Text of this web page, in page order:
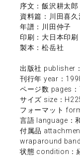
序文：飯沢耕太郎
資料篇：川田喜
年譜：川田仲子
印刷：大日本印刷
製本：松岳社
出版社 publisher
刊行年 year：
ページ数 pages：
サイズ size：
フォーマット
言語 language：
付属品
wraparound band.
状態 condition：